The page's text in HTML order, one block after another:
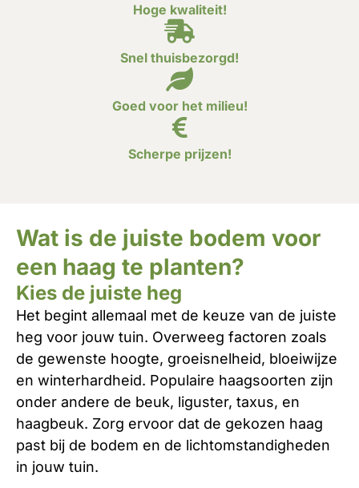
Hoge kwaliteit!
Snel thuisbezorgd!
Goed voor het milieu!
Scherpe prijzen!
Wat is de juiste bodem voor
een haag te planten?
Kies de juiste heg
Het begint allemaal met de keuze van de juiste
heg voor jouw tuin. Overweeg factoren zoals
de gewenste hoogte, groeisnelheid, bloeiwijze
en winterhardheid. Populaire haagsoorten zijn
onder andere de beuk, liguster, taxus, en
haagbeuk. Zorg ervoor dat de gekozen haag
past bij de bodem en de lichtomstandigheden
in jouw tuin.